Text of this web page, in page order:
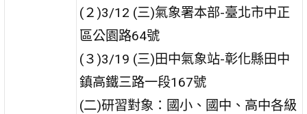
(２)3/12 (三)氣象署本部-臺北市中正
區公園路64號
(３)3/19 (三)田中氣象站-彰化縣田中
鎮高鐵三路一段167號
(二)研習對象：國小、國中、高中各級